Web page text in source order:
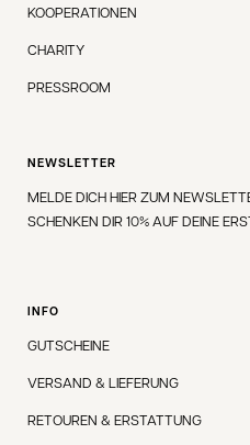
KOOPERATIONEN
CHARITY
PRESSROOM
NEWSLETTER
MELDE DICH HIER ZUM
SCHENKEN DIR 10% AUF DEINE
INFO
GUTSCHEINE
VERSAND & LIEFERUNG
RETOUREN & ERSTATTUNG